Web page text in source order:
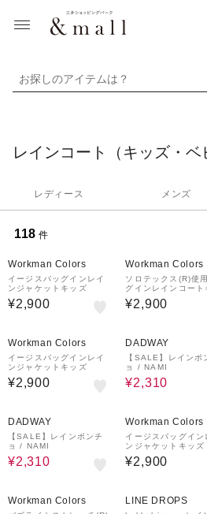
お探しのアイテムは？
レインコート（キッズ・ベ
レディース メンズ
118 件
Workman Colors
イージスバッグインレイ
ンジャケットキッズ
¥2,900
Workman Colors
ソロテックス(R)使
グインレインコート
ズ
¥2,900
Workman Colors
イージスバッグインレイ
ンジャケットキッズ
¥2,900
DADWAY
【SALE】レインポ
ョ / NAMI
¥2,310
DADWAY
【SALE】レインポンチ
ョ / NAMI
¥2,310
Workman Colors
イージスバッグイン
ンジャケットキッズ
¥2,900
Workman Colors LINE DROPS